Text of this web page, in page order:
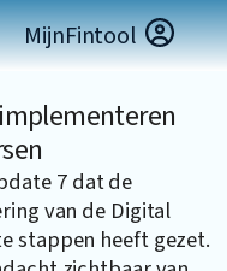
MijnFintool
7 dat de
van de Digital
stappen heeft gezet.